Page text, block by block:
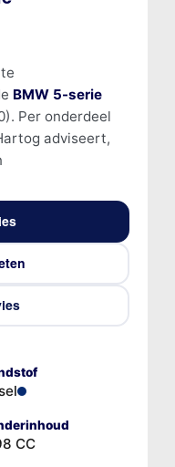
BMW 5-serie
Per onderdeel
adviseert,
CC